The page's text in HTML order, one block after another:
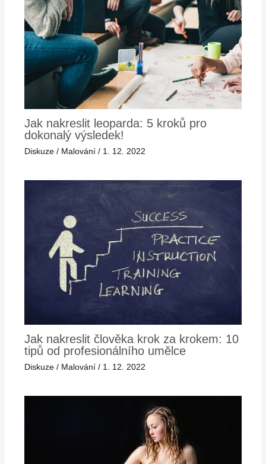
Jak nakreslit leoparda: 5 kroků pro
dokonalý výsledek!
Diskuze / Malování / 1. 12. 2022
Jak nakreslit člověka krok za krokem: 10
tipů od profesionálního umělce
Diskuze / Malování / 1. 12. 2022